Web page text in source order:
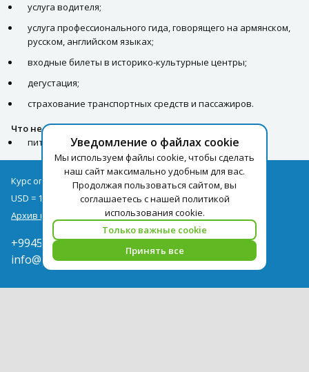
услуга водителя;
услуга профессионального гида, говорящего на армянском,
русском, английском языках;
входные билеты в историко-культурные центры;
дегустация;
страхование транспортных средств и пассажиров.
Что не входит
питание во время экскурсии.
Уведомление о файлах cookie
Мы используем файлы cookie, чтобы сделать
наш сайт максимально удобным для вас.
Продолжая пользоваться сайтом, вы
соглашаетесь с нашей политикой
использования cookie.
Только важные cookie
Принять все
Курс оплаты туров на 07.08
USD = 1,71
EUR = 1,97
Архив курсов
+994502285435
info@pegast.az